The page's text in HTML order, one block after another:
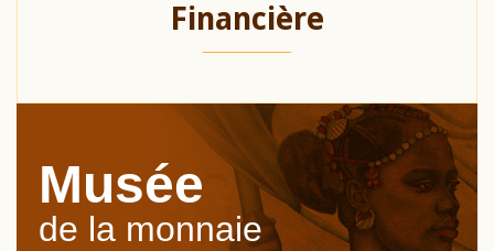
Financière
Musée
de la monnaie